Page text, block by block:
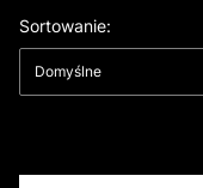
Lista produktów
Sortowanie:
Domyślne